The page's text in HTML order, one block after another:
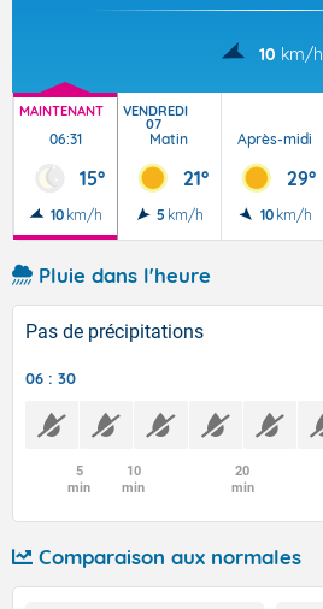
10 km/h
MAINTENANT
06:31
15°
10 km/h
VENDREDI
07
Matin
21°
5 km/h
Après-midi
29°
10 km/h
Pluie dans l'heure
Pas de précipitations
06 : 30
5
min
10
min
20
min
Comparaison aux normales